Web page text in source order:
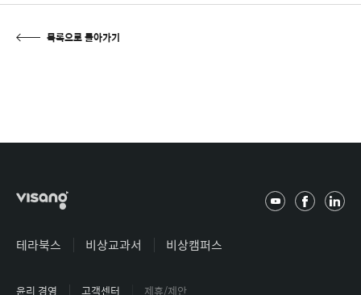
목록으로 돌아가기
테라북스 비상교과서 비상캠퍼스
윤리 경영 고객센터
제휴/제안
유
페
링